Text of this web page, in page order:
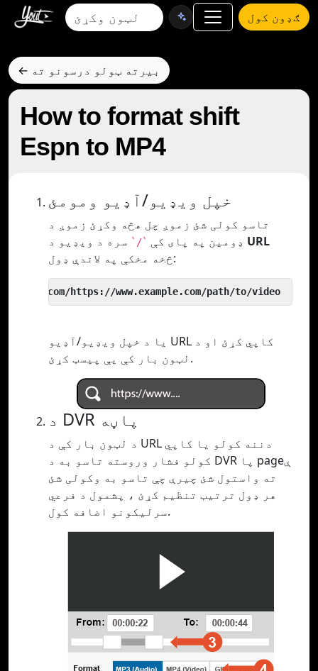
ګډون کول
← بیرته ټولو درسونو ته
How to format shift
Espn to MP4
خپل ویډیو/آډیو ومومئ
تاسو کولی شئ زموږ چل هڅه وکړئ زموږ د
ډومین په پای کې `/`
URL
څخه مخکې په لاندې ډول:
یا د خپل ویډیو/آډیو URL کاپي کړئ او د
لټون بار کې یې پیسټ کړئ.
د DVR پاڼه
د لټون بار کې د URL دننه کولو یا کاپي
کولو فشار وروسته تاسو به د DVR پا pageې
ته واستول شئ چیرې چې تاسو به وکولی شئ
هر ډول ترتیب تنظیم کړئ ، پشمول د فرعي
سرلیکونو اضافه کول.